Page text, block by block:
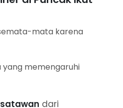
mata karena
memengaruhi
dari